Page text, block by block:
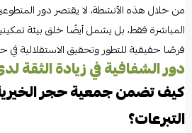
من خلال هذه الأنشطة، لا يقتصر دور
المباشرة فقط، بل يشمل أيضًا خلق بيئة
فرصًا حقيقية للتطور وتحقيق الاستقلالية في
دور الشفافية في زيادة الثقة
كيف تضمن جمعية حجر الخيرية
التبرعات؟